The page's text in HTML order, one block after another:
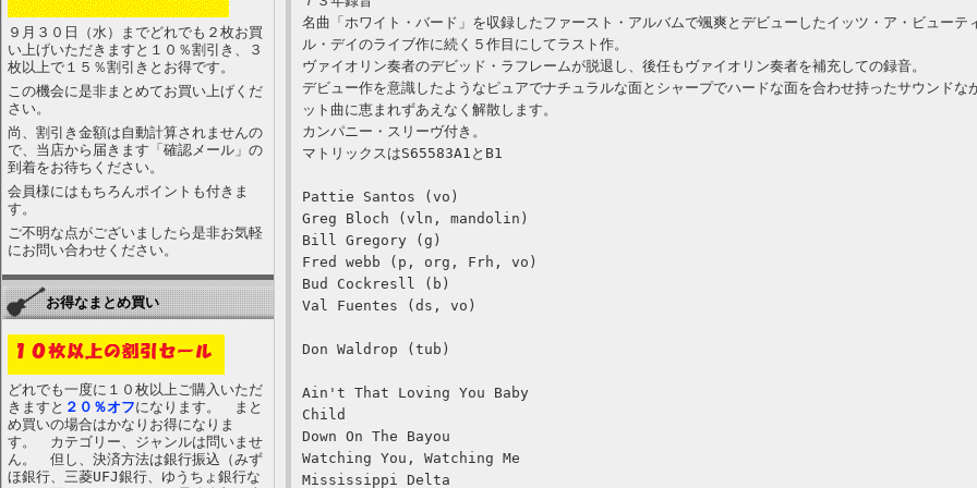
９月３０日（水）までどれでも２枚お買
い上げいただきますと１０％割引き、３
枚以上で１５％割引きとお得です。
この機会に是非まとめてお買い上げくだ
さい。
尚、割引き金額は自動計算されませんの
で、当店から届きます「確認メール」の
到着をお待ちください。
会員様にはもちろんポイントも付きま
す。
ご不明な点がございましたら是非お気軽
にお問い合わせください。
お得なまとめ買い
どれでも一度に１０枚以上ご購入いただ
きますと ２０％オフになります。 まと
め買いの場合はかなりお得になりま
す。 カテゴリー、ジャンルは問いませ
ん。 但し、決済方法は銀行振込（みず
ほ銀行、三菱UFJ銀行、ゆうちょ銀行な
名曲「ホワイト・バード」を収録したファースト・アルバムで颯爽とデビューしたイッツ・ア・ビューテ
ル・デイのライブ作に続く５作目にしてラスト作。
ヴァイオリン奏者のデビッド・ラフレームが脱退し、後任もヴァイオリン奏者を補充しての録音。
デビュー作を意識したようなピュアでナチュラルな面とシャープでハードな面を合わせ持ったサウンドな
ット曲に恵まれずあえなく解散します。
カンパニー・スリーヴ付き。
マトリックスはS65583A1とB1
Pattie Santos (vo)
Greg Bloch (vln, mandolin)
Bill Gregory (g)
Fred webb (p, org, Frh, vo)
Bud Cockresll (b)
Val Fuentes (ds, vo)
Don Waldrop (tub)
Ain't That Loving You Baby
Child
Down On The Bayou
Watching You, Watching Me
Mississippi Delta